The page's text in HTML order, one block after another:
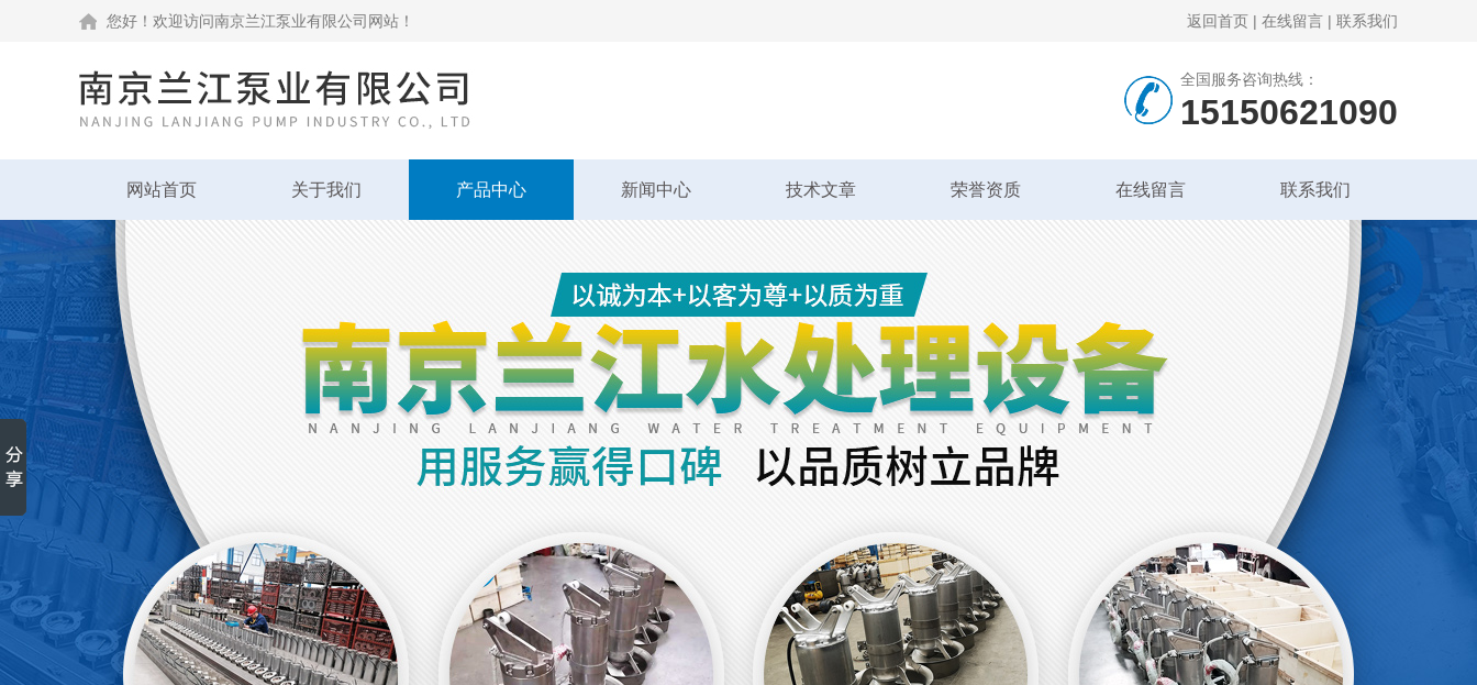
您好！欢迎访问南京兰江泵业有限公司网站！ 返回首页 | 在线留言 | 联系我们
全国服务咨询热线：
15150621090
网站首页 关于我们 产品中心 新闻中心 技术文章 荣誉资质 在线留言 联系我们